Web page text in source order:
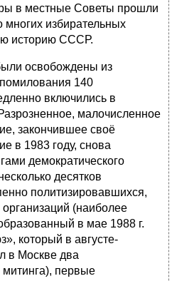
в местные Советы прошли
многих избирательных
историю СССР.
освобождены из
140
включились в
малочисленное
закончившее своё
в 1983 году, снова
демократического
десятков
политизировавшихся,
(наиболее
в мае 1988 г.
который в августе-
в Москве два
митинга), первые